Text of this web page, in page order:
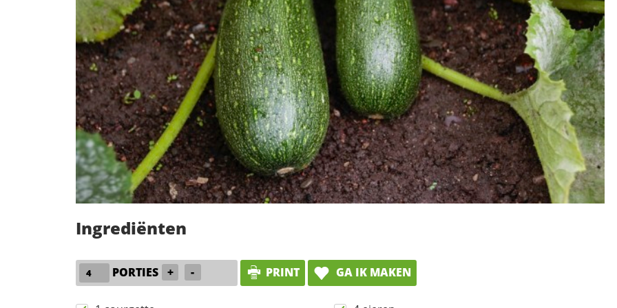
Ingrediënten
PORTIES + - PRINT GA IK MAKEN